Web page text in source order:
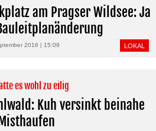
am Pragser Wildsee: Ja
2016 | 15:09 LOKAL
es wohl zu eilig
Kuh versinkt beinahe